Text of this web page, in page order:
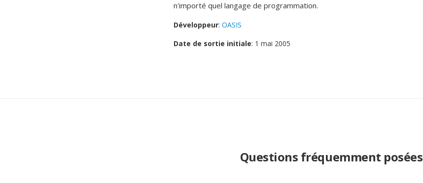
n'importé quel langage de programmation.
Développeur: OASIS
Date de sortie initiale: 1 mai 2005
Questions fréquemment posées